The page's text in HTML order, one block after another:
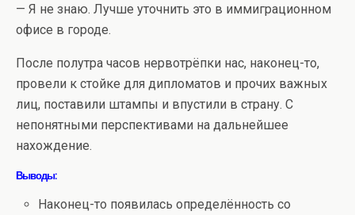
— Я не знаю. Лучше уточнить это в иммиграционном
офисе в городе.
После полутра часов нервотрёпки нас, наконец-то,
провели к стойке для дипломатов и прочих важных
лиц, поставили штампы и впустили в страну. С
непонятными перспективами на дальнейшее
нахождение.
Выводы:
Наконец-то появилась определённость со